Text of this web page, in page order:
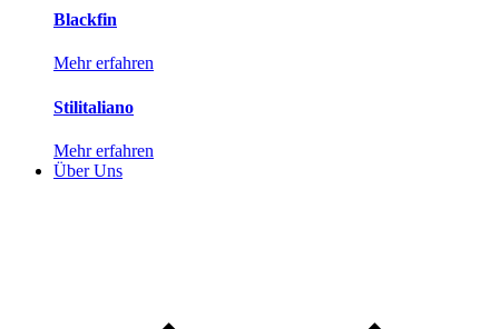
Blackfin
Mehr erfahren
Stilitaliano
Mehr erfahren
Über Uns